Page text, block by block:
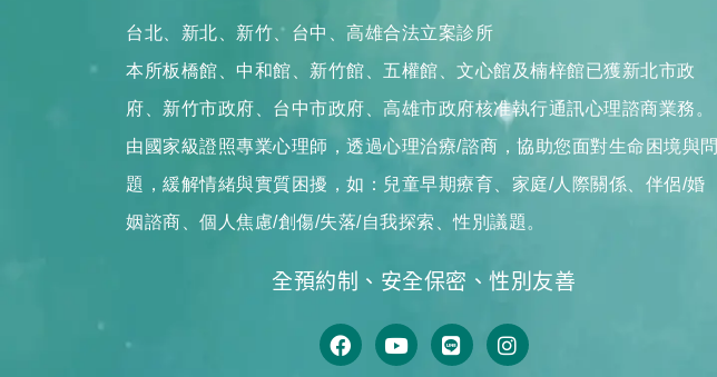
台北、新北、新竹、台中、高雄合法立案診所
本所板橋館、中和館、新竹館、五權館、文心館及楠梓館已獲新北市政
府、新竹市政府、台中市政府、高雄市政府核准執行通訊心理諮商業務。
由國家級證照專業心理師，透過心理治療/諮商，協助您面對生命困境與問
題，緩解情緒與實質困擾，如：兒童早期療育、家庭/人際關係、伴侶/婚
姻諮商、個人焦慮/創傷/失落/自我探索、性別議題。
全預約制、安全保密、性別友善